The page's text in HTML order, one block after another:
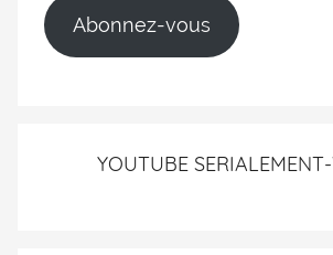
Abonnez-vous
YOUTUBE